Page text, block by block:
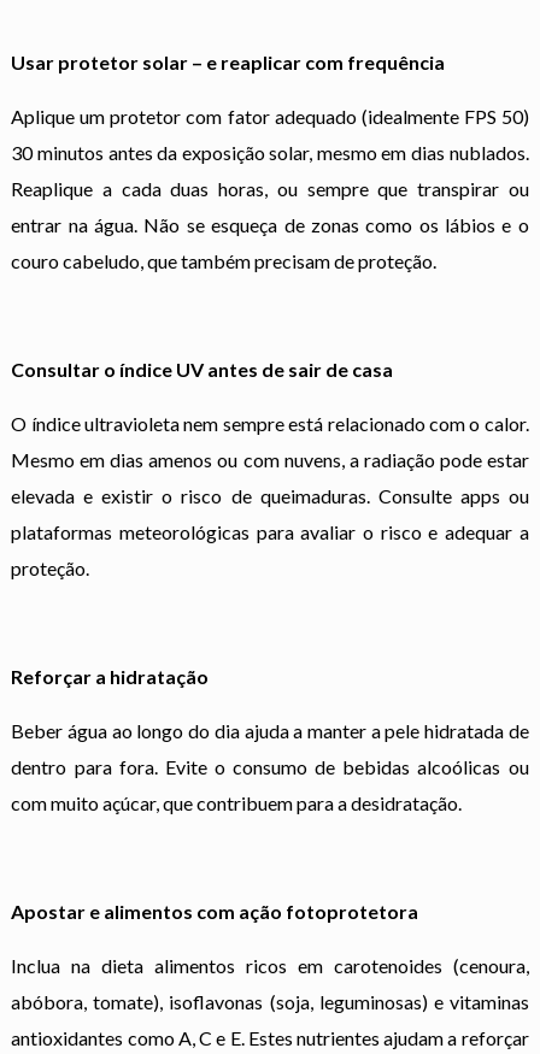
Usar protetor solar – e reaplicar com frequência
Aplique um protetor com fator adequado (idealmente FPS 50)
30 minutos antes da exposição solar, mesmo em dias nublados.
Reaplique a cada duas horas, ou sempre que transpirar ou
entrar na água. Não se esqueça de zonas como os lábios e o
couro cabeludo, que também precisam de proteção.
Consultar o índice UV antes de sair de casa
O índice ultravioleta nem sempre está relacionado com o calor.
Mesmo em dias amenos ou com nuvens, a radiação pode estar
elevada e existir o risco de queimaduras. Consulte apps ou
plataformas meteorológicas para avaliar o risco e adequar a
proteção.
Reforçar a hidratação
Beber água ao longo do dia ajuda a manter a pele hidratada de
dentro para fora. Evite o consumo de bebidas alcoólicas ou
com muito açúcar, que contribuem para a desidratação.
Apostar e alimentos com ação fotoprotetora
Inclua na dieta alimentos ricos em carotenoides (cenoura,
abóbora, tomate), isoflavonas (soja, leguminosas) e vitaminas
antioxidantes como A, C e E. Estes nutrientes ajudam a reforçar